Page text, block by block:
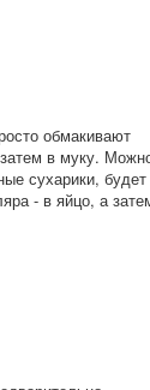
обмакивают
в муку.
сухарики, будет
- в яйцо, а